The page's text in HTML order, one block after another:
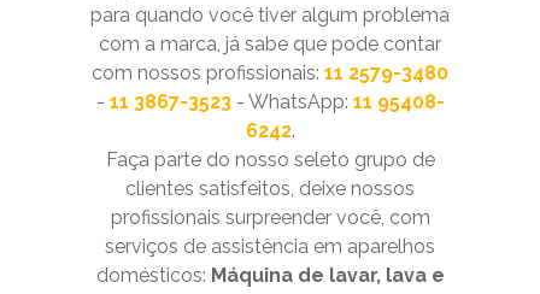
para quando você tiver algum problema
com a marca, já sabe que pode contar
com nossos profissionais: 11 2579-3480
- 11 3867-3523- WhatsApp: 11 95408-
6242.
Faça parte do nosso seleto grupo de
clientes satisfeitos, deixe nossos
profissionais surpreender você, com
serviços de assistência em aparelhos
domésticos: Máquina de lavar, lava e